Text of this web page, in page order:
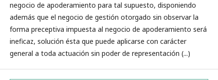
negocio de apoderamiento para tal supuesto, disponiendo
además que el negocio de gestión otorgado sin observar la
forma preceptiva impuesta al negocio de apoderamiento será
ineficaz, solución ésta que puede aplicarse con carácter
general a toda actuación sin poder de representación (...)